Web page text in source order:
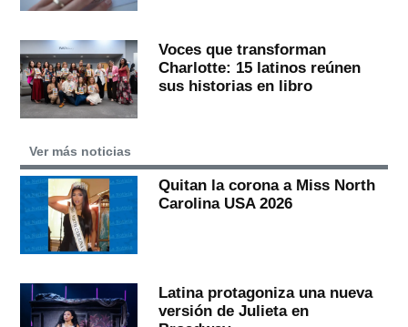
Voces que transforman
Charlotte: 15 latinos reúnen
sus historias en libro
Ver más noticias
Quitan la corona a Miss North
Carolina USA 2026
Latina protagoniza una nueva
versión de Julieta en